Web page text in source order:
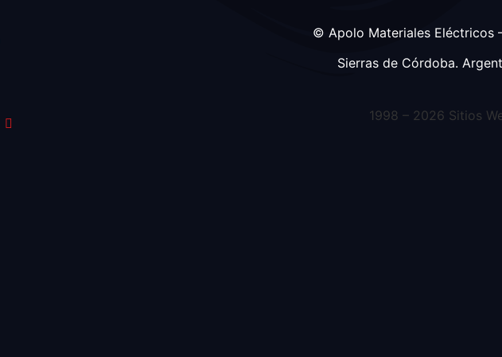
© Apolo Materiales Eléctricos
Sierras de Córdoba.
1998 – 2026 Sitios